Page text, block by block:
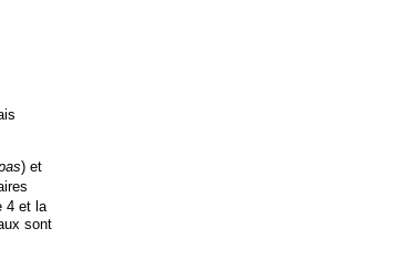
) et
4 et la
sont